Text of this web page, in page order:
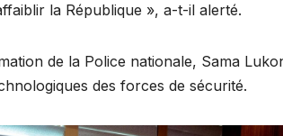
la République », a-t-il alerté.
de la Police nationale, Sama
des forces de sécurité.